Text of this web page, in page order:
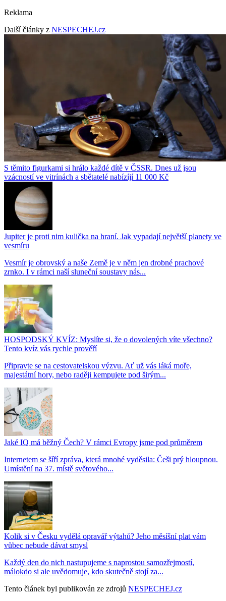
Reklama
Další články z NESPECHEJ.cz
S těmito figurkami si hrálo každé dítě v ČSSR. Dnes už jsou
vzácností ve vitrínách a sbětatelé nabízíjí 11 000 Kč
Jupiter je proti nim kulička na hraní. Jak vypadají největší planety ve
vesmíru
Vesmír je obrovský a naše Země je v něm jen drobné prachové
zrnko. I v rámci naší sluneční soustavy nás...
HOSPODSKÝ KVÍZ: Myslíte si, že o dovolených víte všechno?
Tento kvíz vás rychle prověří
Připravte se na cestovatelskou výzvu. Ať už vás láká moře,
majestátní hory, nebo raději kempujete pod širým...
Jaké IQ má běžný Čech? V rámci Evropy jsme pod průměrem
Internetem se šíří zpráva, která mnohé vyděsila: Češi prý hloupnou.
Umístění na 37. místě světového...
Kolik si v Česku vydělá opravář výtahů? Jeho měsíšní plat vám
vůbec nebude dávat smysl
Každý den do nich nastupujeme s naprostou samozřejmostí,
málokdo si ale uvědomuje, kdo skutečně stojí za...
Tento článek byl publikován ze zdrojů NESPECHEJ.cz